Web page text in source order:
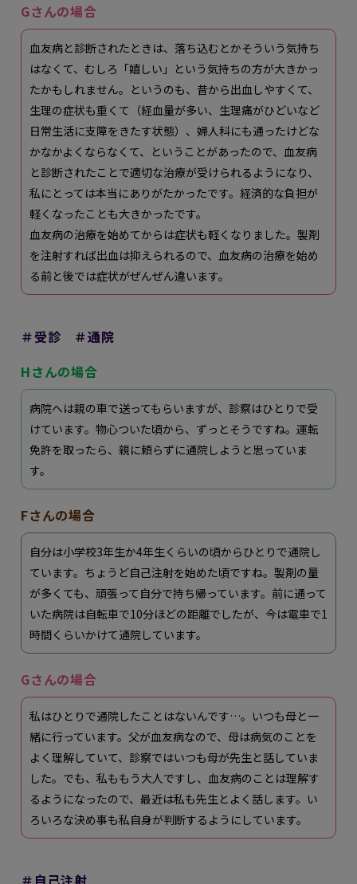
Gさんの場合
血友病と診断されたときは、落ち込むとかそういう気持ち
はなくて、むしろ「嬉しい」という気持ちの方が大きかっ
たかもしれません。というのも、昔から出血しやすくて、
生理の症状も重くて（経血量が多い、生理痛がひどいなど
日常生活に支障をきたす状態）、婦人科にも通ったけどな
かなかよくならなくて、ということがあったので、血友病
と診断されたことで適切な治療が受けられるようになり、
私にとっては本当にありがたかったです。経済的な負担が
軽くなったことも大きかったです。
血友病の治療を始めてからは症状も軽くなりました。製剤
を注射すれば出血は抑えられるので、血友病の治療を始め
る前と後では症状がぜんぜん違います。
＃受診 ＃通院
Hさんの場合
病院へは親の車で送ってもらいますが、診察はひとりで受
けています。物心ついた頃から、ずっとそうですね。運転
免許を取ったら、親に頼らずに通院しようと思っていま
す。
Fさんの場合
自分は小学校3年生か4年生くらいの頃からひとりで通院し
ています。ちょうど自己注射を始めた頃ですね。製剤の量
が多くても、頑張って自分で持ち帰っています。前に通って
いた病院は自転車で10分ほどの距離でしたが、今は電車で1
時間くらいかけて通院しています。
Gさんの場合
私はひとりで通院したことはないんです…。いつも母と一
緒に行っています。父が血友病なので、母は病気のことを
よく理解していて、診察ではいつも母が先生と話していま
した。でも、私ももう大人ですし、血友病のことは理解す
るようになったので、最近は私も先生とよく話します。い
ろいろな決め事も私自身が判断するようにしています。
＃自己注射